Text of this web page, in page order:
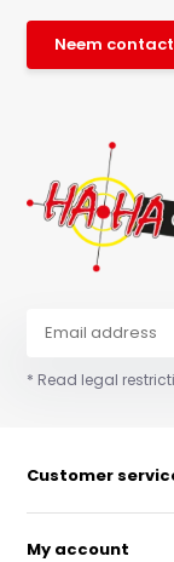
Neem
* Read legal
Customer
My account